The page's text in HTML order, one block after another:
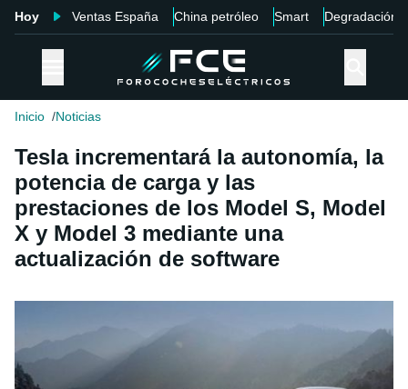
Hoy Ventas España China petróleo Smart Degradación
Inicio Noticias
Tesla incrementará la autonomía, la
potencia de carga y las
prestaciones de los Model S, Model
X y Model 3 mediante una
actualización de software